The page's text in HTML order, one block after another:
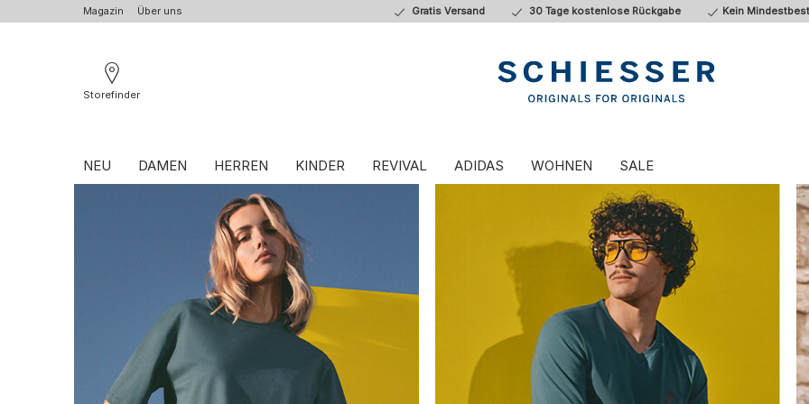
Magazin Über uns Gratis Versand 30 Tage kostenlose Rückgabe Kein
Storefinder
NEU DAMEN HERREN KINDER REVIVAL ADIDAS WOHNEN SALE